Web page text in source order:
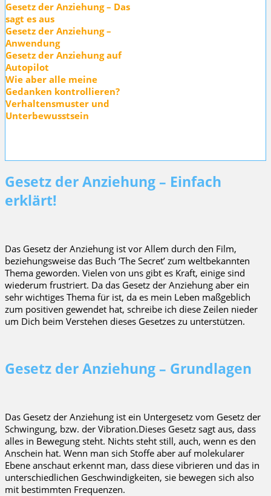
Gesetz der Anziehung – Das
sagt es aus
Gesetz der Anziehung –
Anwendung
Gesetz der Anziehung auf
Autopilot
Wie aber alle meine
Gedanken kontrollieren?
Verhaltensmuster und
Unterbewusstsein
Gesetz der Anziehung – Einfach
erklärt!
Das Gesetz der Anziehung ist vor Allem durch den Film,
beziehungsweise das Buch ‘The Secret’ zum weltbekannten
Thema geworden. Vielen von uns gibt es Kraft, einige sind
wiederum frustriert. Da das Gesetz der Anziehung aber ein
sehr wichtiges Thema für ist, da es mein Leben maßgeblich
zum positiven gewendet hat, schreibe ich diese Zeilen nieder
um Dich beim Verstehen dieses Gesetzes zu unterstützen.
Gesetz der Anziehung – Grundlagen
Das Gesetz der Anziehung ist ein Untergesetz vom Gesetz der
Schwingung, bzw. der Vibration.Dieses Gesetz sagt aus, dass
alles in Bewegung steht. Nichts steht still, auch, wenn es den
Anschein hat. Wenn man sich Stoffe aber auf molekularer
Ebene anschaut erkennt man, dass diese vibrieren und das in
unterschiedlichen Geschwindigkeiten, sie bewegen sich also
mit bestimmten Frequenzen.